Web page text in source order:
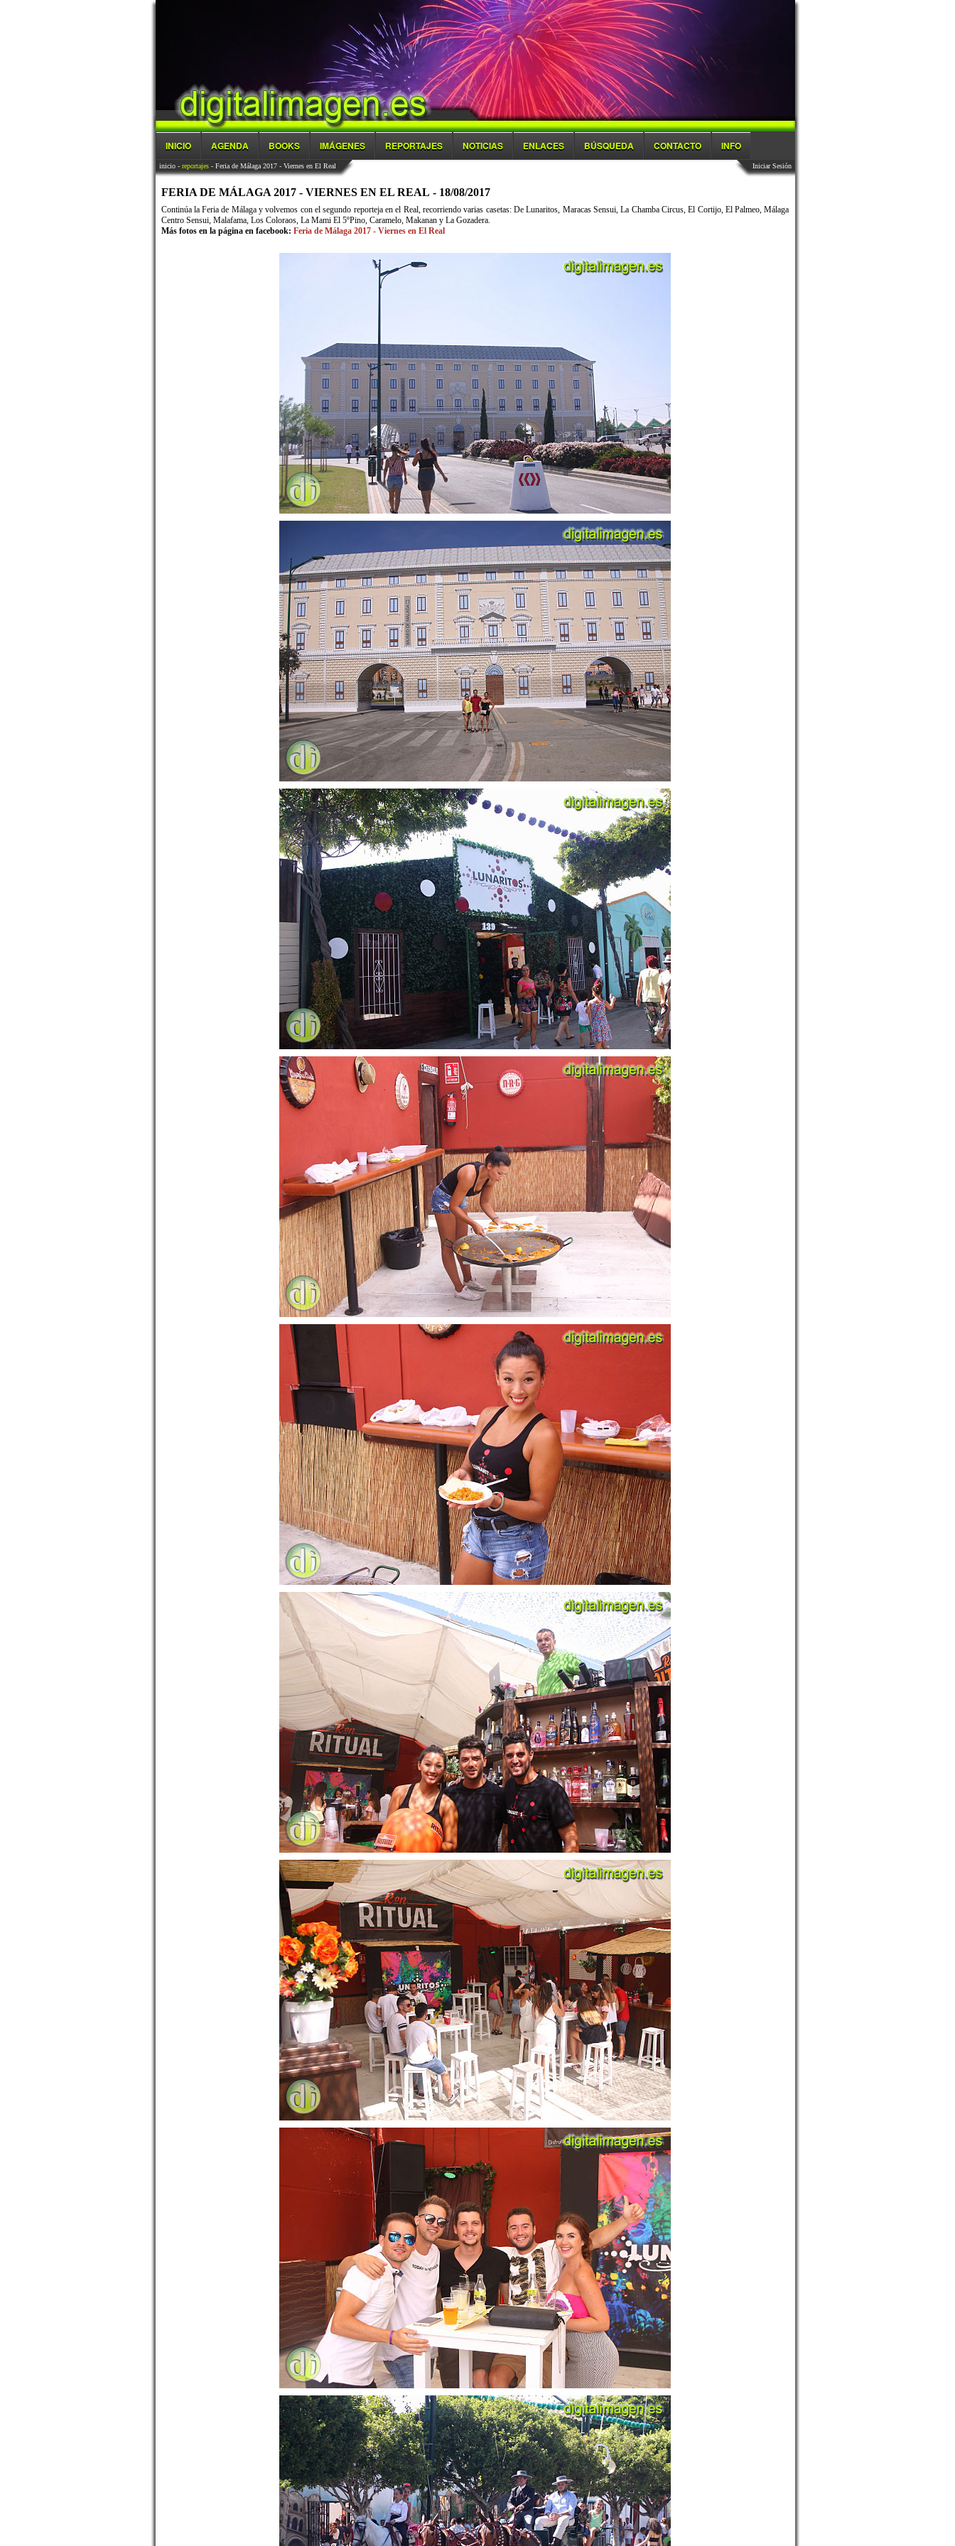
INICIO AGENDA BOOKS IMÁGENES REPORTAJES NOTICIAS ENLACES BÚSQUEDA CONTACTO INFO
inicio- reportajes- Feria de Málaga 2017 - Viernes en El Real Iniciar Sesión
FERIA DE MÁLAGA 2017 - VIERNES EN EL REAL - 18/08/2017
Continúa la Feria de Málaga y volvemos con el segundo reporteja en el Real, recorriendo varias casetas: De Lunaritos, Maracas Sensui, La Chamba Circus, El Cortijo, El Palmeo, Málaga
Centro Sensui, Malafama, Los Coloraos, La Mami El 5ºPino, Caramelo, Makanan y La Gozadera.
Más fotos en la página en facebook: Feria de Málaga 2017 - Viernes en El Real